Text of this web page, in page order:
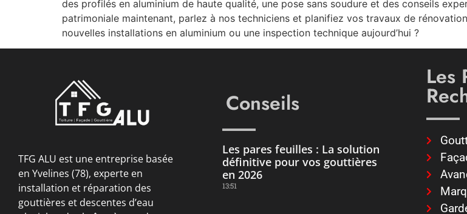
des profilés en aluminium de haute qualité, une pose sans soudure et des conseils
patrimoniale maintenant, parlez à nos techniciens et planifiez vos travaux de
nouvelles installations en aluminium ou une inspection technique aujourd’hui ?
TFG ALU est une entreprise basée
en Yvelines (78), experte en
installation et réparation des
gouttières et descentes d’eau
Conseils
Les pares feuilles : La solution
définitive pour vos gouttières
en 2026
13:51
Les